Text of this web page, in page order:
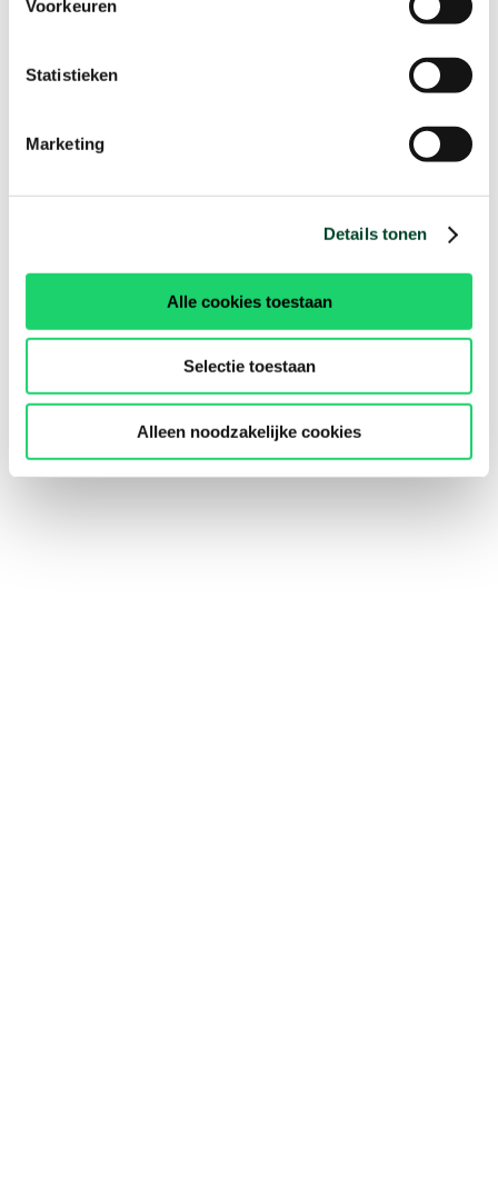
Voorkeuren
Statistieken
Marketing
Details tonen
Alle cookies toestaan
Selectie toestaan
Alleen noodzakelijke cookies